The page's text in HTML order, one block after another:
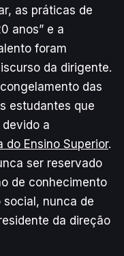
as práticas de
anos” e a
foram
da dirigente.
das
estudantes que
a
Ensino Superior.
ser reservado
de conhecimento
nunca de
da direção